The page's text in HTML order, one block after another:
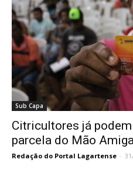
Sub Capa
Citricultores já
parcela do Mão
Redação do Portal Lagartense -